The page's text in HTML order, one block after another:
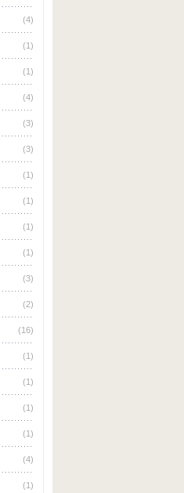
(4)
(1)
(1)
(4)
(3)
(3)
(1)
(1)
(1)
(1)
(3)
(2)
(16)
(1)
(1)
(1)
(1)
(4)
(1)